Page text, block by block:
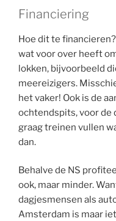
Financiering
Hoe dit te
wat voor over heeft
lokken, bijvoorbeeld
meereizigers.
het vaker! Ook is de
ochtendspits, voor de
graag treinen vullen
dan.
Behalve de NS
ook, maar minder.
dagjesmensen als
Amsterdam is maar